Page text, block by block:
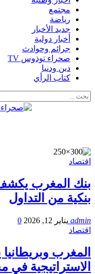
مجتمع
رياضة
جديد الأخبار
أخبار دولية
جرائم وحوادث
صحراء توذوس TV
دين ودنيا
كتاب الرأي
اقتصاد
بنك المغرب
بنكية من التداول
admin يناير 12, 2026
0
اقتصاد
المغرب
الاستراتيجية في